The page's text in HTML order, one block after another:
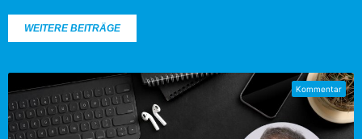
WEITERE BEITRÄGE